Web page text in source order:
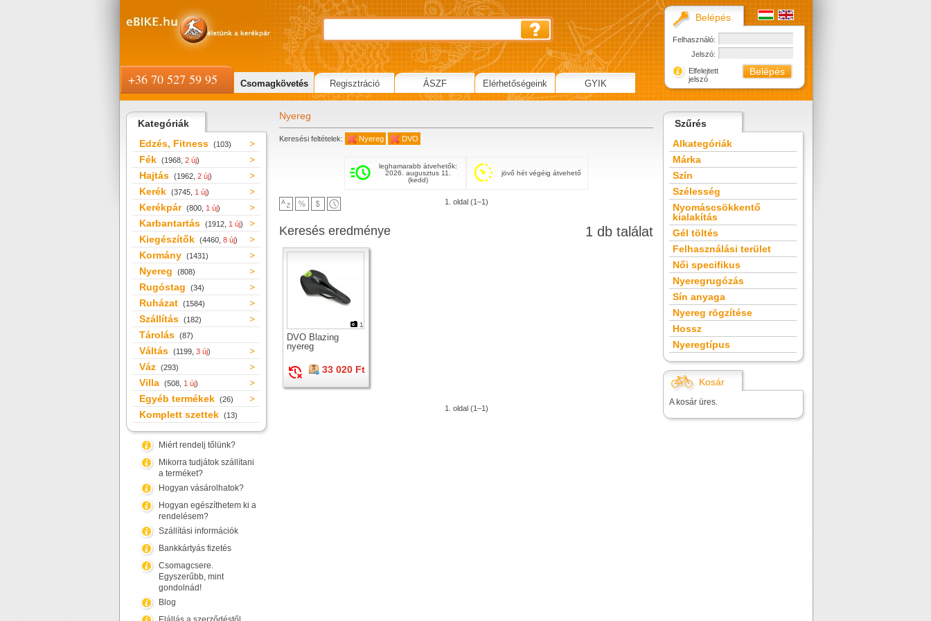
Kategóriák
Edzés, Fitness (103)
Fék (1968, 2 új)
Hajtás (1962, 2 új)
Kerék (3745, 1 új)
Kerékpár (800, 1 új)
Karbantartás (1912, 1 új)
Kiegészítők (4460, 8 új)
Kormány (1431)
Nyereg (808)
Rugóstag (34)
Ruházat (1584)
Szállítás (182)
Tárolás (87)
Váltás (1199, 3 új)
Váz (293)
Villa (508, 1 új)
Egyéb termékek (26)
Komplett szettek (13)
Miért rendelj tőlünk?
Mikorra tudjátok szállítani
a terméket?
Hogyan vásárolhatok?
Hogyan egészíthetem ki a
rendelésem?
Szállítási információk
Bankkártyás fizetés
Csomagcsere.
Egyszerűbb, mint
gondolnád!
Blog
Nyereg
Keresési feltételek: Nyereg DVO
leghamarabb átvehetők:
2026. augusztus 11.
(kedd)
jövő hét végéig átvehető
1. oldal (1–1)
1 db találat
Keresés eredménye
1
DVO Blazing
nyereg
33 020 Ft
1. oldal (1–1)
Szűrés
Alkategóriák
Márka
Szín
Szélesség
Nyomáscsökkentő
kialakítás
Gél töltés
Felhasználási terület
Női specifikus
Nyeregrugózás
Sín anyaga
Nyereg rögzítése
Hossz
Nyeregtípus
Kosár
A kosár üres.
Belépés
Felhasználó:
Jelszó:
Elfelejtett
jelszó
+36 70 527 59 95 Csomagkövetés Regisztráció ÁSZF Elérhetőségeink GYIK